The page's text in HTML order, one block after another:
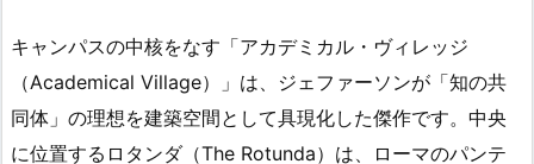
キャンパスの中核をなす「アカデミカル・ヴィレッジ
（Academical Village）」は、ジェファーソンが「知の共
同体」の理想を建築空間として具現化した傑作です。中央
に位置するロタンダ（The Rotunda）は、ローマのパンテ